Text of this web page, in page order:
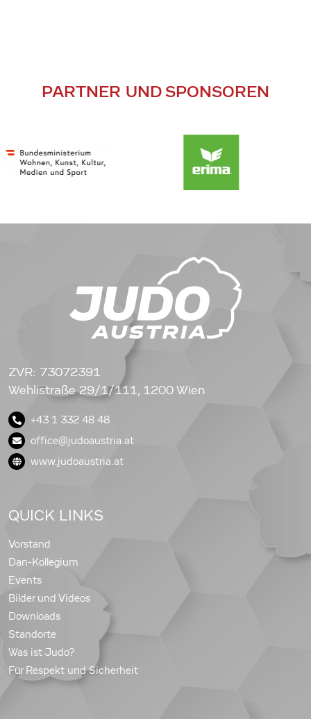
PARTNER UND SPONSOREN
ZVR: 73072391
Wehlistraße 29/1/111, 1200 Wien
+43 1 332 48 48
office@judoaustria.at
www.judoaustria.at
QUICK LINKS
Vorstand
Dan-Kollegium
Events
Bilder und Videos
Downloads
Standorte
Was ist Judo?
Für Respekt und Sicherheit